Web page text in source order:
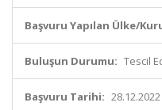
Başvuru Yapılan Ülke/
Buluşun Durumu: Tescil
Başvuru Tarihi: 28.12.2022